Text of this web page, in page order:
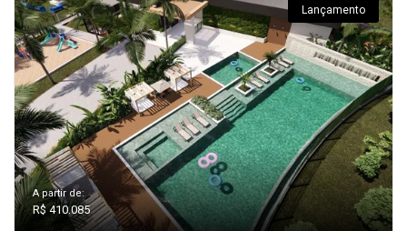
Lançamento
A partir de:
R$ 410.085